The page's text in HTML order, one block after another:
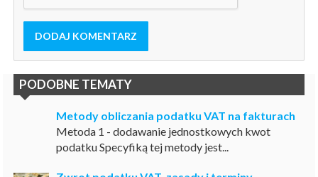
DODAJ KOMENTARZ
PODOBNE TEMATY
Metody obliczania podatku VAT na fakturach
Metoda 1 - dodawanie jednostkowych kwot
podatku Specyfiką tej metody jest...